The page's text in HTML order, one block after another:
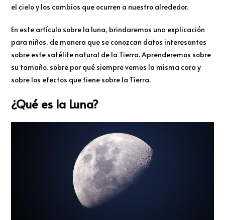
el cielo y los cambios que ocurren a nuestro alrededor.
En este artículo sobre la luna, brindaremos una explicación
para niños, de manera que se conozcan datos interesantes
sobre este satélite natural de la Tierra. Aprenderemos sobre
su tamaño, sobre por qué siempre vemos la misma cara y
sobre los efectos que tiene sobre la Tierra.
¿Qué es la Luna?